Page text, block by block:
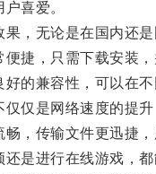
喜爱。
无论是在国内还是
，只需下载安装，
兼容性，可以在不
是网络速度的提升
传输文件更迅捷，
进行在线游戏，都